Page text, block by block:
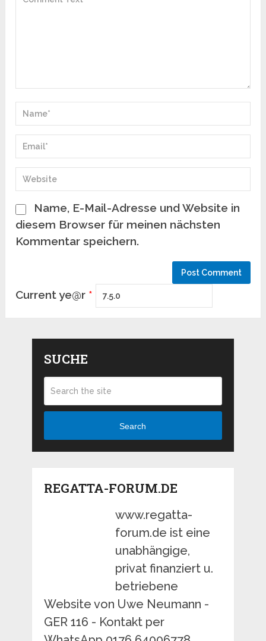
Name, E-Mail-Adresse und Website in
diesem Browser für meinen nächsten
Kommentar speichern.
Current ye@r *
SUCHE
Search
REGATTA-FORUM.DE
www.regatta-
forum.de ist eine
unabhängige,
privat finanziert u.
betriebene
Website von Uwe Neumann -
GER 116 - Kontakt per